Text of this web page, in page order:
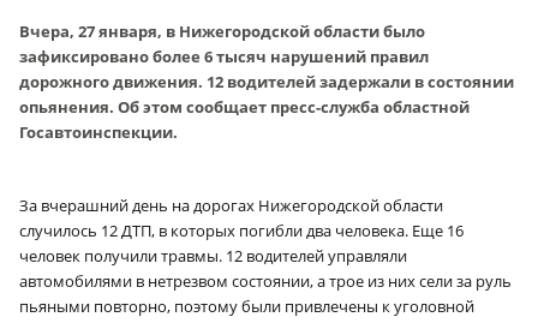
Вчера, 27 января, в Нижегородской области было
зафиксировано более 6 тысяч нарушений правил
дорожного движения. 12 водителей задержали в состоянии
опьянения. Об этом сообщает пресс-служба областной
Госавтоинспекции.
За вчерашний день на дорогах Нижегородской области
случилось 12 ДТП, в которых погибли два человека. Еще 16
человек получили травмы. 12 водителей управляли
автомобилями в нетрезвом состоянии, а трое из них сели за руль
пьяными повторно, поэтому были привлечены к уголовной